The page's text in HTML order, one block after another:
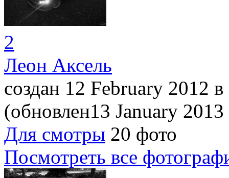
2
Леон Аксель
создан 12 February 2012 в
(обновлен13 January 2013
Для смотры 20 фото
Посмотреть все